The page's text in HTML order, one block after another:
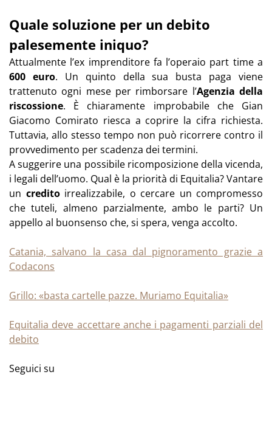
Quale soluzione per un debito
palesemente iniquo?
Attualmente l’ex imprenditore fa l’operaio part time a
600 euro. Un quinto della sua busta paga viene
trattenuto ogni mese per rimborsare l’Agenzia della
riscossione. È chiaramente improbabile che Gian
Giacomo Comirato riesca a coprire la cifra richiesta.
Tuttavia, allo stesso tempo non può ricorrere contro il
provvedimento per scadenza dei termini.
A suggerire una possibile ricomposizione della vicenda,
i legali dell’uomo. Qual è la priorità di Equitalia? Vantare
un creditoirrealizzabile, o cercare un compromesso
che tuteli, almeno parzialmente, ambo le parti? Un
appello al buonsenso che, si spera, venga accolto.
Catania, salvano la casa dal pignoramento grazie a
Codacons
Grillo: «basta cartelle pazze. Muriamo Equitalia»
Equitalia deve accettare anche i pagamenti parziali del
debito
Seguici su